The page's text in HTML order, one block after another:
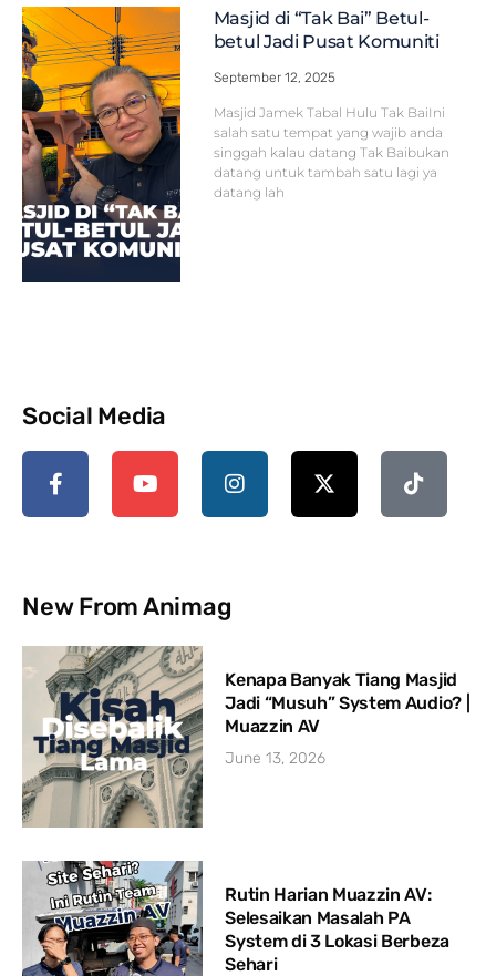
Masjid di “Tak Bai” Betul-
betul Jadi Pusat Komuniti
September 12, 2025
Masjid Jamek Tabal Hulu Tak BaiIni
salah satu tempat yang wajib anda
singgah kalau datang Tak Baibukan
datang untuk tambah satu lagi ya
datang lah
Social Media
New From Animag
Kenapa Banyak Tiang Masjid
Jadi “Musuh” System Audio? |
Muazzin AV
June 13, 2026
Rutin Harian Muazzin AV:
Selesaikan Masalah PA
System di 3 Lokasi Berbeza
Sehari